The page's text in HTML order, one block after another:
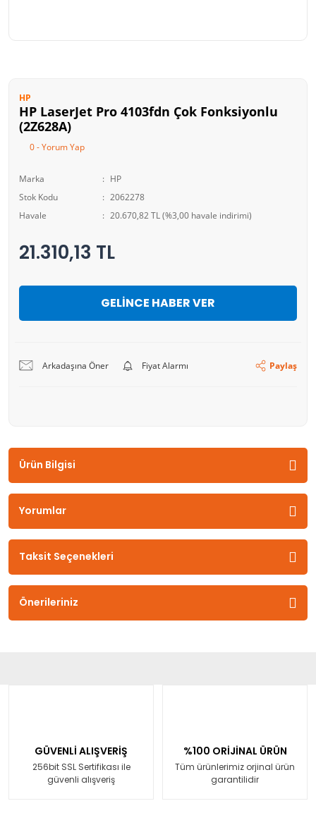
HP
HP LaserJet Pro 4103fdn Çok Fonksiyonlu
(2Z628A)
0 - Yorum Yap
Marka
HP
Stok Kodu
2062278
Havale
20.670,82 TL (%3,00 havale indirimi)
21.310,13 TL
GELİNCE HABER VER
Arkadaşına Öner Fiyat Alarmı Paylaş
Ürün Bilgisi
Yorumlar
Taksit Seçenekleri
Önerileriniz
GÜVENLİ ALIŞVERİŞ
256bit SSL Sertifikası ile
güvenli alışveriş
%100 ORİJİNAL ÜRÜN
Tüm ürünlerimiz orjinal ürün
garantilidir